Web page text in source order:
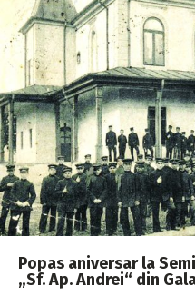
Popas aniversar la
„Sf. Ap. Andrei“ din